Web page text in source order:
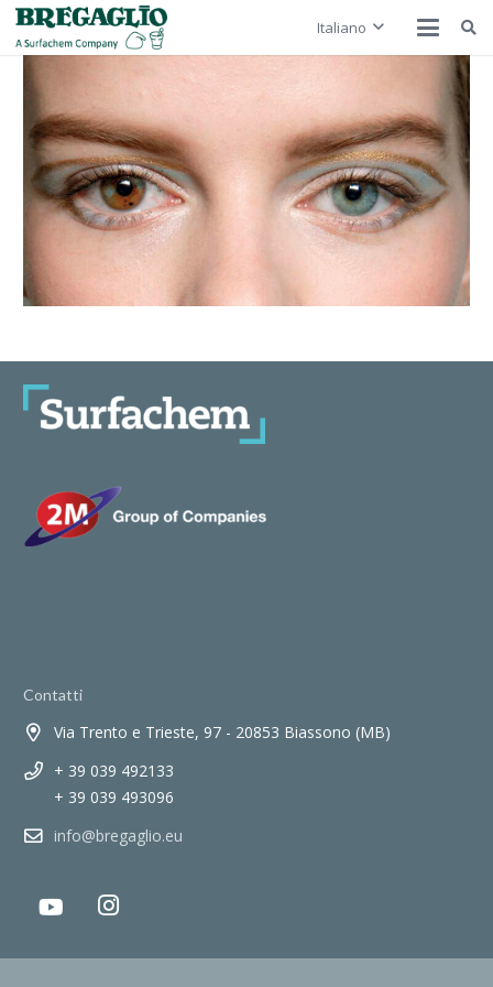
Italiano
Contatti
Via Trento e Trieste, 97 - 20853 Biassono (MB)
+ 39 039 492133
+ 39 039 493096
info@bregaglio.eu